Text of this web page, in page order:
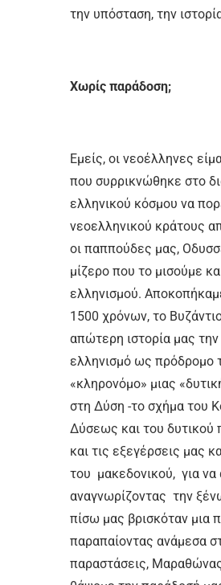
την υπόσταση, την
Χωρίς παράδοση;
Εμείς, οι νεοέλληνες
που συρρικνώθηκε στο
ελληνικού κόσμου να
νεοελληνικού κράτους
οι παππούδες μας,
μίζερο που το μισούμε
ελληνισμού.
1500 χρόνων, το
απώτερη ιστορία μας
ελληνισμό ως πρόδρομο
«κληρονόμο» μιας
στη Δύση -το σχήμα του
Δύσεως και του δυτικού
και τις εξεγέρσεις μας
του μακεδονικού, για να
αναγνωρίζοντας την
πίσω μας βρισκόταν μια
παραπαίοντας ανάμεσα
παραστάσεις,